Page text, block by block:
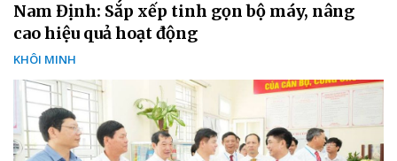
Nam Định: Sắp xếp tinh gọn bộ máy, nâng
cao hiệu quả hoạt động
KHÔI MINH